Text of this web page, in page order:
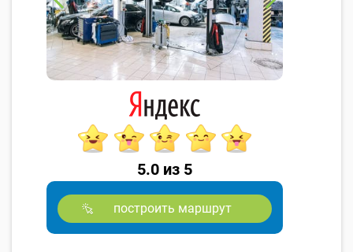
5.0 из 5
построить маршрут